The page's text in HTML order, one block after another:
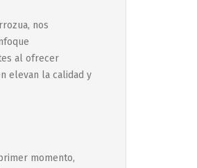
nos
al ofrecer
elevan la calidad y
momento,